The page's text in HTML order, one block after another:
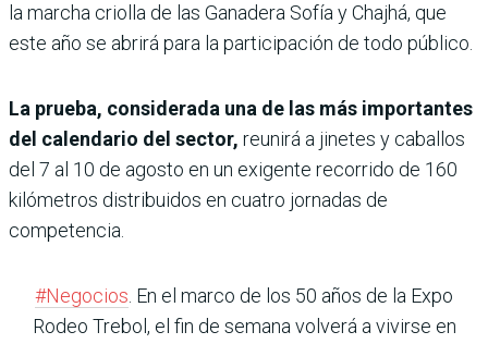
la marcha criolla de las Ganadera Sofía y Chajhá, que
este año se abrirá para la participación de todo público.
La prueba, considerada una de las más importantes
del calendario del sector, reunirá a jinetes y caballos
del 7 al 10 de agosto en un exigente recorrido de 160
kilómetros distribuidos en cuatro jornadas de
competencia.
#Negocios. En el marco de los 50 años de la Expo
Rodeo Trebol, el fin de semana volverá a vivirse en